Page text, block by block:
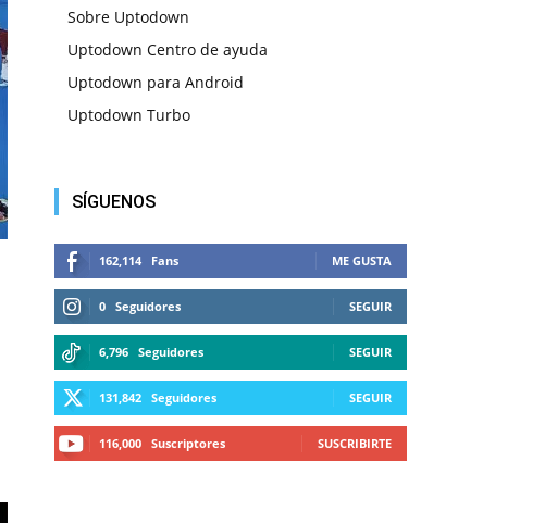
Sobre Uptodown
Uptodown Centro de ayuda
Uptodown para Android
Uptodown Turbo
SÍGUENOS
162,114 Fans ME GUSTA
0 Seguidores SEGUIR
6,796 Seguidores SEGUIR
131,842 Seguidores SEGUIR
116,000 Suscriptores SUSCRIBIRTE